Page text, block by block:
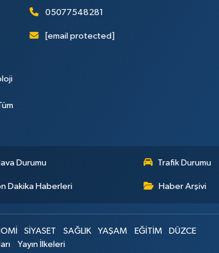
05077548281
[email protected]
Durumu Trafik Durumu
Dakika Haberleri Haber Arşivi
SİYASET SAĞLIK YAŞAM EĞİTİM
DÜZCE
Yayın İlkeleri